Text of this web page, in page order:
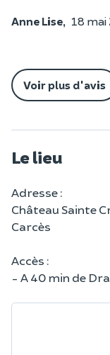
Anne Lise, 18 mai
Voir plus d'avis
Le lieu
Adresse :
Château Sainte
Carcès
Accès :
- A 40 min de